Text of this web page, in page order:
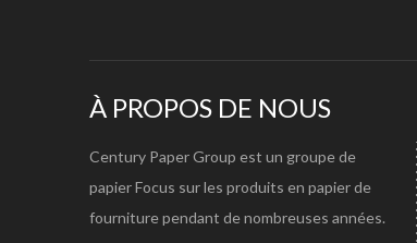
Spécification plus détaillée, veuillez vérifier:
CARACTÉRISTIQUES DU PRODUIT:
1) Tissu de base très solide.Surface lisse.
À PROPOS DE NOUS
Century Paper Group est un groupe de
papier Focus sur les produits en papier de
fourniture pendant de nombreuses années.